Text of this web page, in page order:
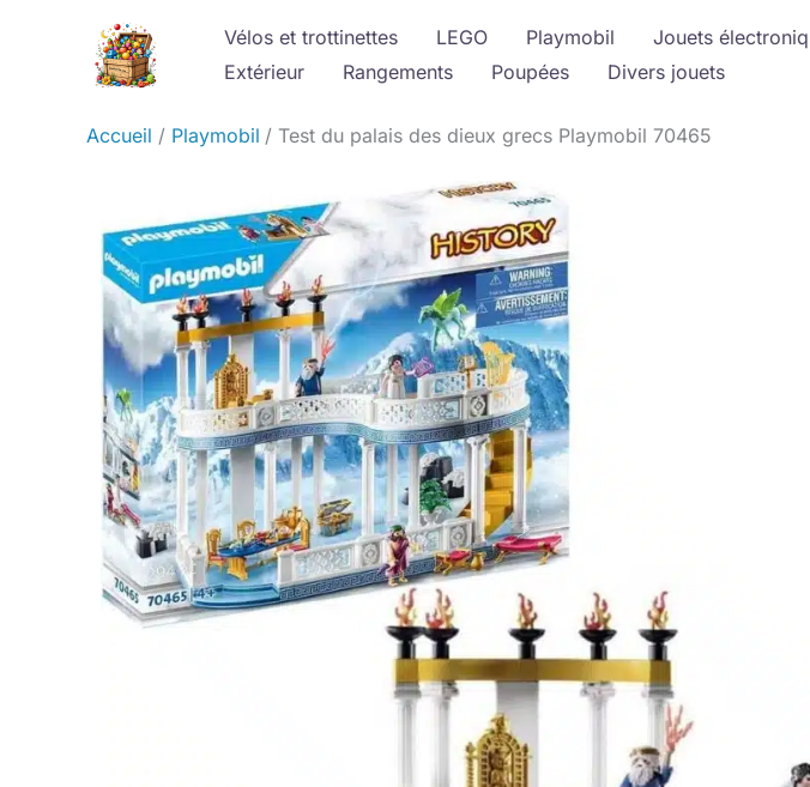
Vélos et trottinettes LEGO Playmobil Jouets
Extérieur
Rangements Poupées Divers jouets
Accueil Playmobil Test du palais des dieux grecs Playmobil 70465